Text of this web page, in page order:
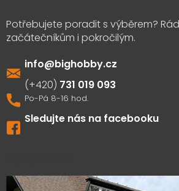
info@bighobby.cz
731 019 093
Sledujte nás na facebooku